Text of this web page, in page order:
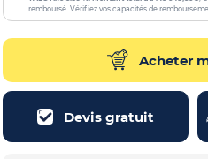
remboursé. Vérifiez vos capacités de
Acheter
Devis gratuit